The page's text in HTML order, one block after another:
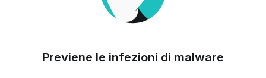
Previene le infezioni di malware